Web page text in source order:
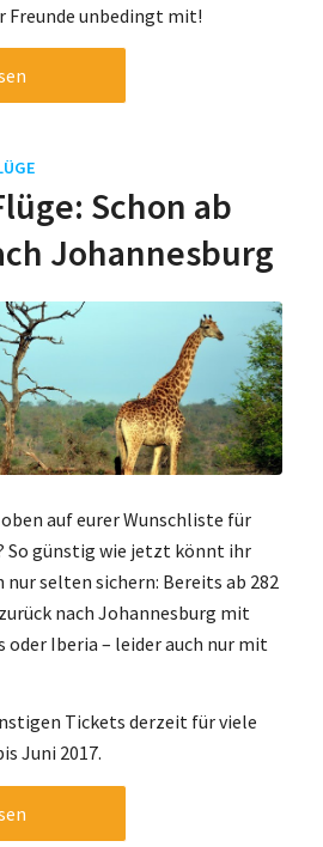
Freunde unbedingt mit!
Schon ab
Johannesburg
auf eurer Wunschliste für
So günstig wie jetzt könnt ihr
selten sichern: Bereits ab 282
nach Johannesburg mit
oder Iberia – leider auch nur mit
Tickets derzeit für viele
Juni 2017.